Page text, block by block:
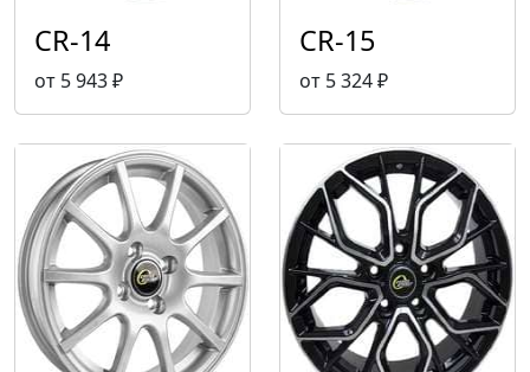
CR-14
от 5 943 ₽
CR-15
от 5 324 ₽